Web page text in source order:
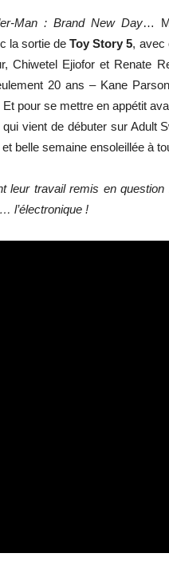
Man : Brand New Day…
la sortie deToy Story 5, avec
Chiwetel Ejiofor et Renate
20 ans – Kane
pour se mettre en appétit
qui vient de débuter sur Adult
belle semaine ensoleillée à
travail remis en question
l’électronique !